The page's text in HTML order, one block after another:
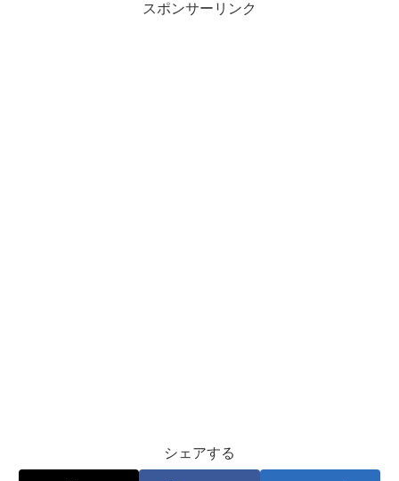
スポンサーリンク
シェアする